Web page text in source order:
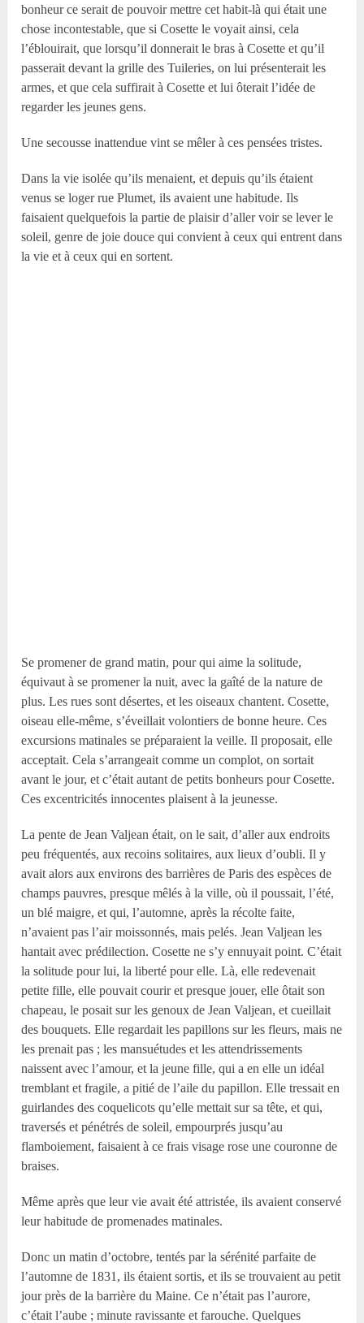
bonheur ce serait de pouvoir mettre cet habit-là qui était une
chose incontestable, que si Cosette le voyait ainsi, cela
l’éblouirait, que lorsqu’il donnerait le bras à Cosette et qu’il
passerait devant la grille des Tuileries, on lui présenterait les
armes, et que cela suffirait à Cosette et lui ôterait l’idée de
regarder les jeunes gens.
Une secousse inattendue vint se mêler à ces pensées tristes.
Dans la vie isolée qu’ils menaient, et depuis qu’ils étaient
venus se loger rue Plumet, ils avaient une habitude. Ils
faisaient quelquefois la partie de plaisir d’aller voir se lever le
soleil, genre de joie douce qui convient à ceux qui entrent dans
la vie et à ceux qui en sortent.
Se promener de grand matin, pour qui aime la solitude,
équivaut à se promener la nuit, avec la gaîté de la nature de
plus. Les rues sont désertes, et les oiseaux chantent. Cosette,
oiseau elle-même, s’éveillait volontiers de bonne heure. Ces
excursions matinales se préparaient la veille. Il proposait, elle
acceptait. Cela s’arrangeait comme un complot, on sortait
avant le jour, et c’était autant de petits bonheurs pour Cosette.
Ces excentricités innocentes plaisent à la jeunesse.
La pente de Jean Valjean était, on le sait, d’aller aux endroits
peu fréquentés, aux recoins solitaires, aux lieux d’oubli. Il y
avait alors aux environs des barrières de Paris des espèces de
champs pauvres, presque mêlés à la ville, où il poussait, l’été,
un blé maigre, et qui, l’automne, après la récolte faite,
n’avaient pas l’air moissonnés, mais pelés. Jean Valjean les
hantait avec prédilection. Cosette ne s’y ennuyait point. C’était
la solitude pour lui, la liberté pour elle. Là, elle redevenait
petite fille, elle pouvait courir et presque jouer, elle ôtait son
chapeau, le posait sur les genoux de Jean Valjean, et cueillait
des bouquets. Elle regardait les papillons sur les fleurs, mais ne
les prenait pas ; les mansuétudes et les attendrissements
naissent avec l’amour, et la jeune fille, qui a en elle un idéal
tremblant et fragile, a pitié de l’aile du papillon. Elle tressait en
guirlandes des coquelicots qu’elle mettait sur sa tête, et qui,
traversés et pénétrés de soleil, empourprés jusqu’au
flamboiement, faisaient à ce frais visage rose une couronne de
braises.
Même après que leur vie avait été attristée, ils avaient conservé
leur habitude de promenades matinales.
Donc un matin d’octobre, tentés par la sérénité parfaite de
l’automne de 1831, ils étaient sortis, et ils se trouvaient au petit
jour près de la barrière du Maine. Ce n’était pas l’aurore,
c’était l’aube ; minute ravissante et farouche. Quelques